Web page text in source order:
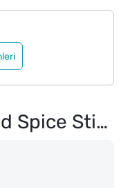
Stick Wolfthorn 50 ml